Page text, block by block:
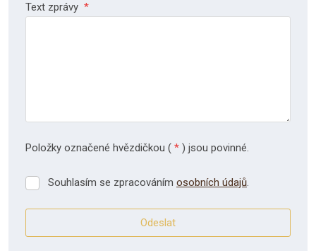
Text zprávy *
Položky označené hvězdičkou ( * ) jsou povinné.
Souhlasím
zpracováním
Souhlasím se zpracováním osobních údajů.
Odeslat